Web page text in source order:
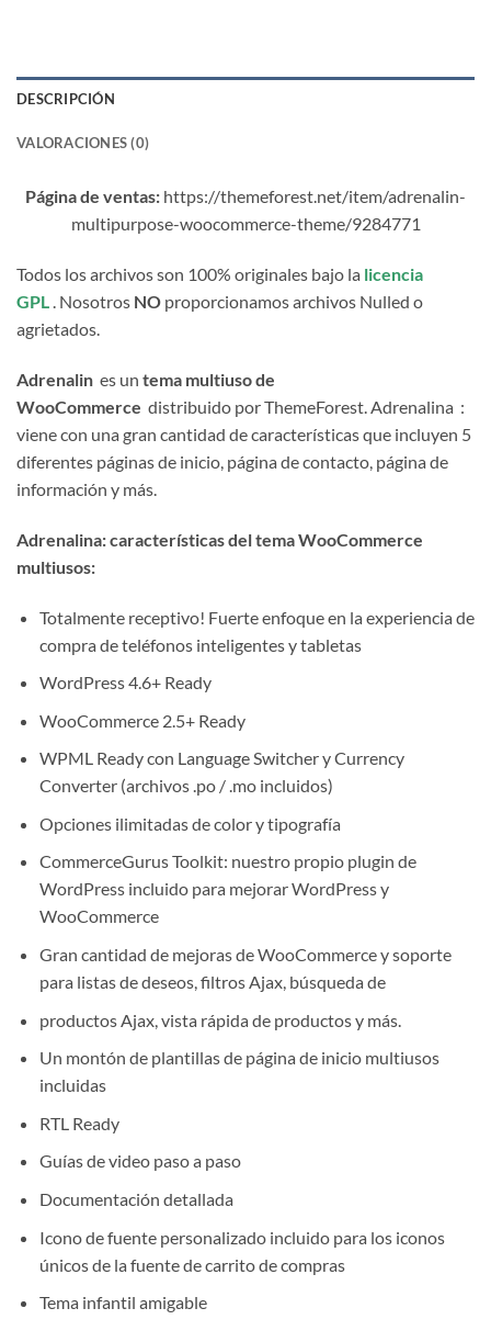
DESCRIPCIÓN
VALORACIONES (0)
Página de ventas: https://themeforest.net/item/adrenalin-
multipurpose-woocommerce-theme/9284771
Todos los archivos son 100% originales bajo la licencia
GPL. Nosotros NO proporcionamos archivos Nulled o
agrietados.
Adrenalin es un tema multiuso de
WooCommerce distribuido por ThemeForest. Adrenalina :
viene con una gran cantidad de características que incluyen 5
diferentes páginas de inicio, página de contacto, página de
información y más.
Adrenalina: características del tema WooCommerce
multiusos:
Totalmente receptivo! Fuerte enfoque en la experiencia de
compra de teléfonos inteligentes y tabletas
WordPress 4.6+ Ready
WooCommerce 2.5+ Ready
WPML Ready con Language Switcher y Currency
Converter (archivos .po / .mo incluidos)
Opciones ilimitadas de color y tipografía
CommerceGurus Toolkit: nuestro propio plugin de
WordPress incluido para mejorar WordPress y
WooCommerce
Gran cantidad de mejoras de WooCommerce y soporte
para listas de deseos, filtros Ajax, búsqueda de
productos Ajax, vista rápida de productos y más.
Un montón de plantillas de página de inicio multiusos
incluidas
RTL Ready
Guías de video paso a paso
Documentación detallada
Icono de fuente personalizado incluido para los iconos
únicos de la fuente de carrito de compras
Tema infantil amigable